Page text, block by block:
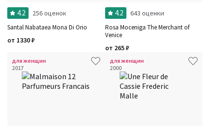
4.2 256 оценок
Santal Nabataea Mona Di Orio
от 1330₽
4.2 643 оценки
Rosa Moceniga The Merchant of
Venice
от 265₽
для женщин
2017
для женщин
2000